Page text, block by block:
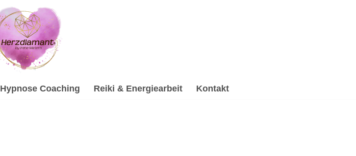
Hypnose Coaching Reiki & Energiearbeit Kontakt